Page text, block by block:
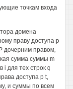
точкам входа
домена
праву доступа р
дочерним правом,
сумма суммы m
i для тех строк q
доступа р t,
и суммы по всем